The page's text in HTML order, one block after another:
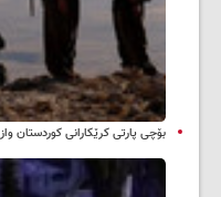
بۆچی پارتی کرێکارانی کوردستان